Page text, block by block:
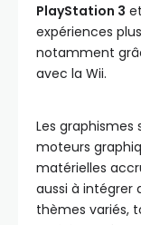
PlayStation 3
expériences
notamment
avec la Wii.
Les graphismes
moteurs
matérielles
aussi à intégrer
thèmes variés,